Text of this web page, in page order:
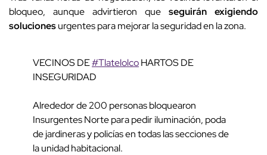
bloqueo, aunque advirtieron que seguirán exigiendo
solucionesurgentes para mejorar la seguridad en la zona.
VECINOS DE#TlatelolcoHARTOS DE
INSEGURIDAD
Alrededor de 200 personas bloquearon
Insurgentes Norte para pedir iluminación, poda
de jardineras y policías en todas las secciones de
la unidad habitacional.